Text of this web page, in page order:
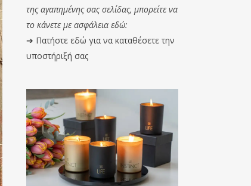
της αγαπημένης σας σελίδας, μπορείτε να
το κάνετε με ασφάλεια εδώ:
➔ Πατήστε εδώ για να καταθέσετε την
υποστήριξή σας